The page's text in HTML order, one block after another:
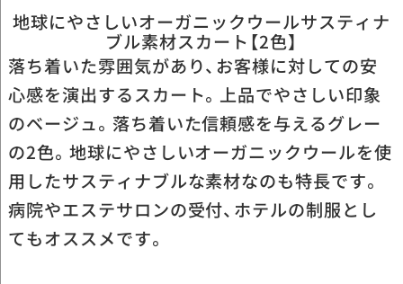
地球にやさしいオーガニックウールサスティナ
ブル素材スカート【2色】
落ち着いた雰囲気があり、お客様に対しての安
心感を演出するスカート。上品でやさしい印象
のベージュ。落ち着いた信頼感を与えるグレー
の2色。地球にやさしいオーガニックウールを使
用したサスティナブルな素材なのも特長です。
病院やエステサロンの受付、ホテルの制服とし
てもオススメです。